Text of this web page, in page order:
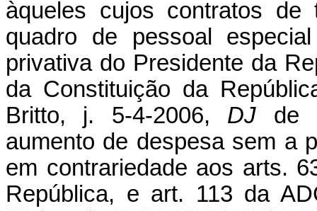
àqueles cujos contratos de
quadro de pessoal
privativa do Presidente da
da Constituição da
Britto, j. 5-4-2006, DJ de
aumento de despesa sem a
em contrariedade aos arts.
República, e art. 113 da